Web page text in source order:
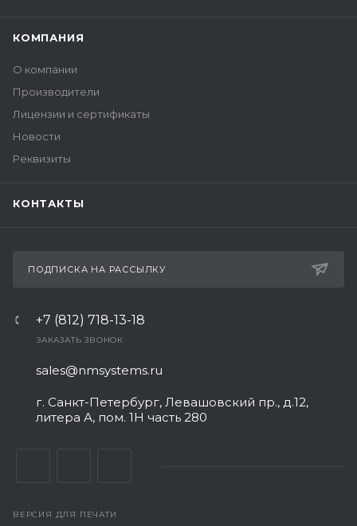
КОМПАНИЯ
О компании
Производители
Лицензии и сертификаты
Новости
Реквизиты
КОНТАКТЫ
ПОДПИСКА НА РАССЫЛКУ
+7 (812) 718-13-18
ЗАКАЗАТЬ ЗВОНОК
sales@nmsystems.ru
г. Санкт-Петербург, Левашовский пр., д.12,
литера А, пом. 1Н часть 280
ВЕРСИЯ ДЛЯ ПЕЧАТИ